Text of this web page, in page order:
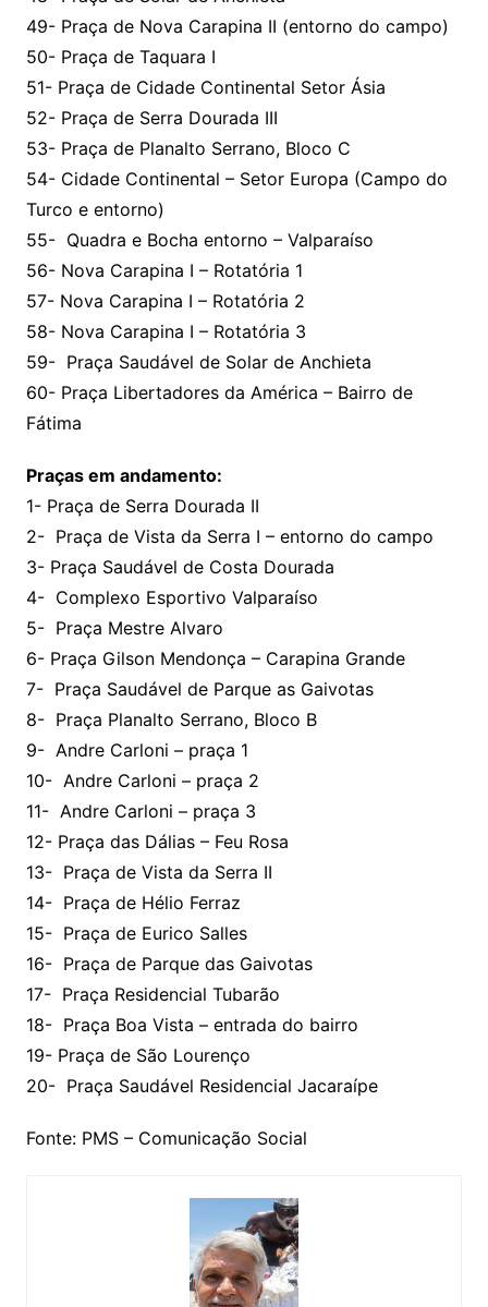
49- Praça de Nova Carapina II (entorno do campo)
50- Praça de Taquara I
51- Praça de Cidade Continental Setor Ásia
52- Praça de Serra Dourada III
53- Praça de Planalto Serrano, Bloco C
54- Cidade Continental – Setor Europa (Campo do
Turco e entorno)
55- Quadra e Bocha entorno – Valparaíso
56- Nova Carapina I – Rotatória 1
57- Nova Carapina I – Rotatória 2
58- Nova Carapina I – Rotatória 3
59- Praça Saudável de Solar de Anchieta
60- Praça Libertadores da América – Bairro de
Fátima
Praças em andamento:
1- Praça de Serra Dourada II
2- Praça de Vista da Serra I – entorno do campo
3- Praça Saudável de Costa Dourada
4- Complexo Esportivo Valparaíso
5- Praça Mestre Alvaro
6- Praça Gilson Mendonça – Carapina Grande
7- Praça Saudável de Parque as Gaivotas
8- Praça Planalto Serrano, Bloco B
9- Andre Carloni – praça 1
10- Andre Carloni – praça 2
11- Andre Carloni – praça 3
12- Praça das Dálias – Feu Rosa
13- Praça de Vista da Serra II
14- Praça de Hélio Ferraz
15- Praça de Eurico Salles
16- Praça de Parque das Gaivotas
17- Praça Residencial Tubarão
18- Praça Boa Vista – entrada do bairro
19- Praça de São Lourenço
20- Praça Saudável Residencial Jacaraípe
Fonte: PMS – Comunicação Social